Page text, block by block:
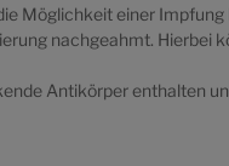
Möglichkeit einer Impfung
nachgeahmt. Hierbei
Antikörper enthalten